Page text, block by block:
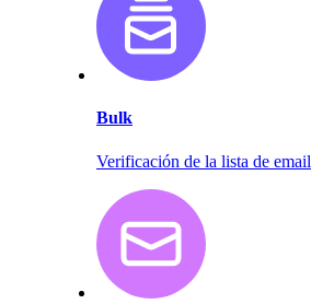
Bulk
Verificación de la lista de email